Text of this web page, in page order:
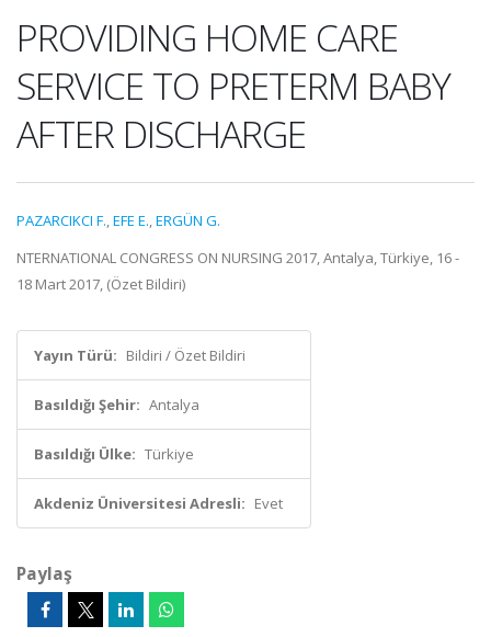
PROVIDING HOME CARE
SERVICE TO PRETERM BABY
AFTER DISCHARGE
PAZARCIKCI F.,EFE E.,ERGÜN G.
NTERNATIONAL CONGRESS ON NURSING 2017, Antalya, Türkiye, 16 -
18 Mart 2017, (Özet Bildiri)
Yayın Türü: Bildiri / Özet Bildiri
Basıldığı Şehir: Antalya
Basıldığı Ülke: Türkiye
Akdeniz Üniversitesi Adresli: Evet
Paylaş